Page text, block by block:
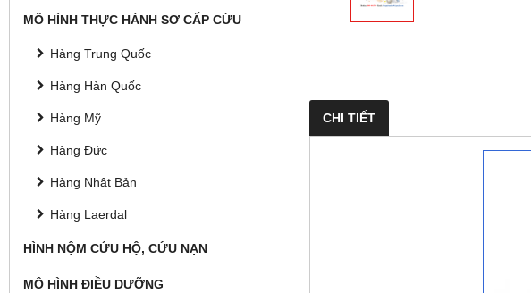
MÔ HÌNH THỰC HÀNH SƠ CẤP CỨU
Hàng Trung Quốc
Hàng Hàn Quốc
Hàng Mỹ
Hàng Đức
Hàng Nhật Bản
Hàng Laerdal
HÌNH NỘM CỨU HỘ, CỨU NẠN
MÔ HÌNH ĐIỀU DƯỠNG
CHI TIẾT